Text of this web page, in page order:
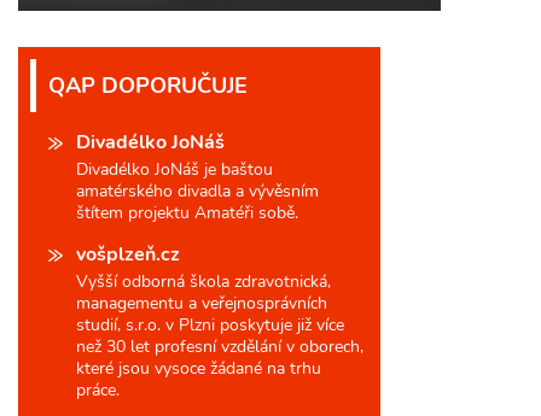
QAP DOPORUČUJE
Divadélko JoNáš
Divadélko JoNáš je baštou
amatérského divadla a vývěsním
štítem projektu Amatéři sobě.
vošplzeň.cz
Vyšší odborná škola zdravotnická,
managementu a veřejnosprávních
studií, s.r.o. v Plzni poskytuje již více
než 30 let profesní vzdělání v oborech,
které jsou vysoce žádané na trhu
práce.